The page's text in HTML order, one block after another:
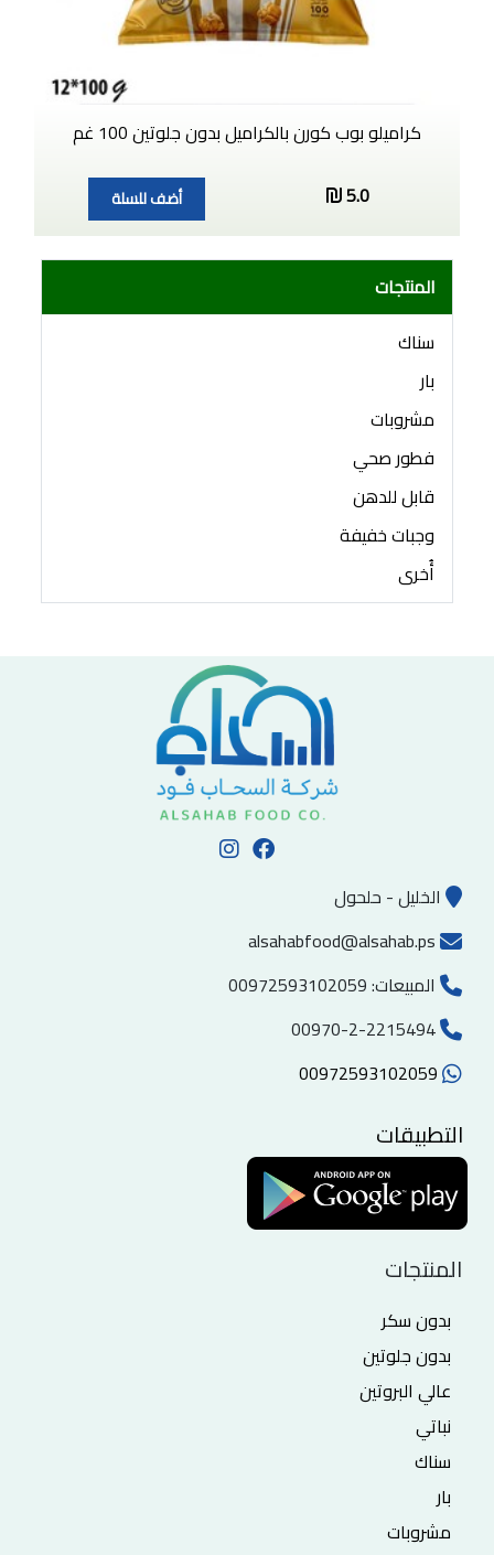
كراميلو بوب كورن بالكراميل بدون جلوتين 100 غم
5.0
أضف للسلة
المنتجات
سناك
بار
مشروبات
فطور صحي
قابل للدهن
وجبات خفيفة
أُخرى
الخليل - حلحول
alsahabfood@alsahab.ps
المبيعات:00972593102059
التطبيقات
المنتجات
بدون سكر
بدون جلوتين
عالي البروتين
نباتي
سناك
بار
مشروبات